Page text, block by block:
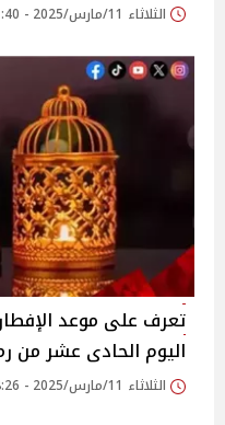
الثلاثاء 11/مارس/2025 - 11:40 ص
تعرف على موعد
اليوم الحادى عشر من
الثلاثاء 11/مارس/2025 - 08:26 ص